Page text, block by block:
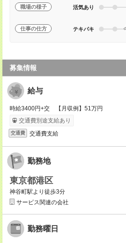
職場の様子 活気あり
仕事の仕方 テキパキ
募集情報
給与
時給3400円+交 【月収例】51万円
交通費別途支給あり
交通費 交通費支給
勤務地
東京都港区
神谷町駅より徒歩3分
サービス関連の会社
勤務曜日